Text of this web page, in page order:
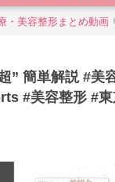
・美容整形まとめ動画
” 簡単解説 #美
#美容整形 #